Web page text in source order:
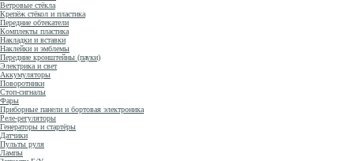
Ветровые стёкла
Крепёж стёкол и пластика
Передние обтекатели
Комплекты пластика
Накладки и вставки
Наклейки и эмблемы
Передние кронштейны (пауки)
Электрика и свет
Аккумуляторы
Поворотники
Стоп-сигналы
Фары
Приборные панели и бортовая электроника
Реле-регуляторы
Генераторы и стартёры
Датчики
Пульты руля
Лампы